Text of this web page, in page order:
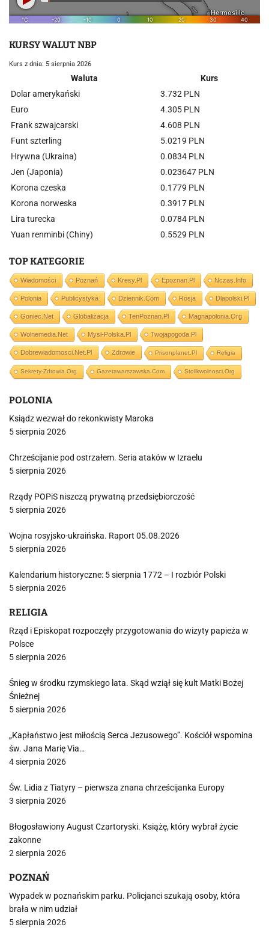
KURSY WALUT NBP
Kurs z dnia: 5 sierpnia 2026
Waluta
Kurs
Dolar amerykański
3.732 PLN
Euro
4.305 PLN
Frank szwajcarski
4.608 PLN
Funt szterling
5.0219 PLN
Hrywna (Ukraina)
0.0834 PLN
Jen (Japonia)
0.023647 PLN
Korona czeska
0.1779 PLN
Korona norweska
0.3917 PLN
Lira turecka
0.0784 PLN
Yuan renminbi (Chiny)
0.5529 PLN
TOP KATEGORIE
Wiadomości Poznań Kresy.pl Epoznan.pl Nczas.info
Polonia Publicystyka Dziennik.com Rosja Dlapolski.pl
Goniec.net Globalizacja TenPoznan.pl Magnapolonia.org
Wolnemedia.net Mysl-Polska.pl Twojapogoda.pl
Dobrewiadomosci.net.pl Zdrowie Prisonplanet.pl Religia
Sekrety-Zdrowia.org Gazetawarszawska.com Stolikwolnosci.org
POLONIA
Ksiądz wezwał do rekonkwisty Maroka
5 sierpnia 2026
Chrześcijanie pod ostrzałem. Seria ataków w Izraelu
5 sierpnia 2026
Rządy POPiS niszczą prywatną przedsiębiorczość
5 sierpnia 2026
Wojna rosyjsko-ukraińska. Raport 05.08.2026
5 sierpnia 2026
Kalendarium historyczne: 5 sierpnia 1772 – I rozbiór Polski
5 sierpnia 2026
RELIGIA
Rząd i Episkopat rozpoczęły przygotowania do wizyty papieża w
Polsce
5 sierpnia 2026
Śnieg w środku rzymskiego lata. Skąd wziął się kult Matki Bożej
Śnieżnej
5 sierpnia 2026
„Kapłaństwo jest miłością Serca Jezusowego”. Kościół wspomina
św. Jana Marię Via…
4 sierpnia 2026
Św. Lidia z Tiatyry – pierwsza znana chrześcijanka Europy
3 sierpnia 2026
Błogosławiony August Czartoryski. Książę, który wybrał życie
zakonne
2 sierpnia 2026
POZNAŃ
Wypadek w poznańskim parku. Policjanci szukają osoby, która
brała w nim udział
5 sierpnia 2026